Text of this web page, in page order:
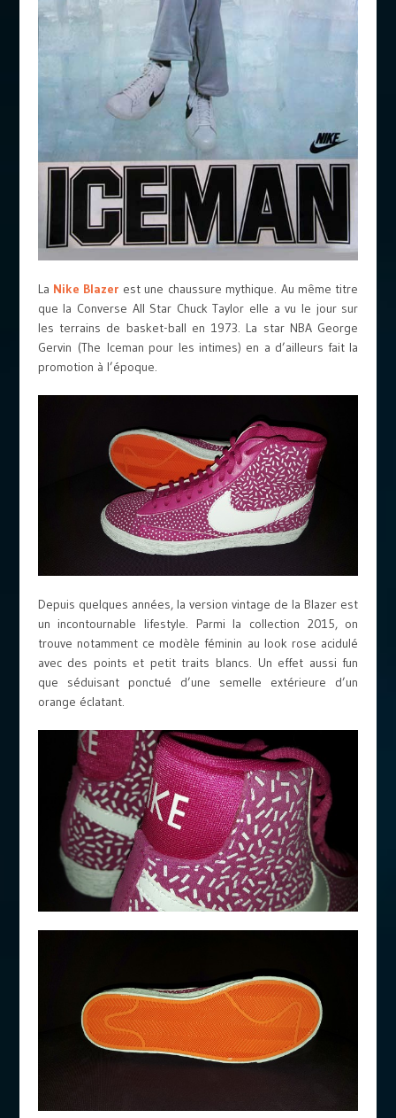
La Nike Blazer est une chaussure mythique. Au même titre
que la Converse All Star Chuck Taylor elle a vu le jour sur
les terrains de basket-ball en 1973. La star NBA George
Gervin (The Iceman pour les intimes) en a d’ailleurs fait la
promotion à l’époque.
Depuis quelques années, la version vintage de la Blazer est
un incontournable lifestyle. Parmi la collection 2015, on
trouve notamment ce modèle féminin au look rose acidulé
avec des points et petit traits blancs. Un effet aussi fun
que séduisant ponctué d’une semelle extérieure d’un
orange éclatant.